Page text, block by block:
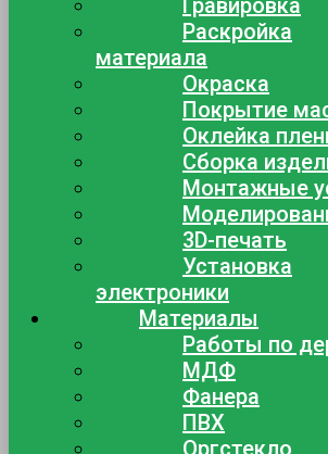
Гравировка
Раскройка
материала
Окраска
Покрытие
Оклейка
Сборка
Монтажные
3D-печать
Установка
электроники
Материалы
Работы по
МДФ
Фанера
ПВХ
Оргстекло